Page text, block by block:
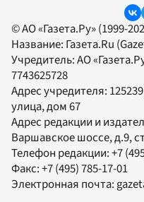
© АО «Газета.Ру» (1999-
Название: Газета.Ru
Учредитель:АО
7743625728
Адрес учредителя:
улица, дом 67
Адрес редакции и
Варшавское шоссе, д.9,
Телефон редакции:+7
Факс:+7 (495) 785-17-01
Электронная почта: